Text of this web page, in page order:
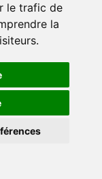
le trafic de
la